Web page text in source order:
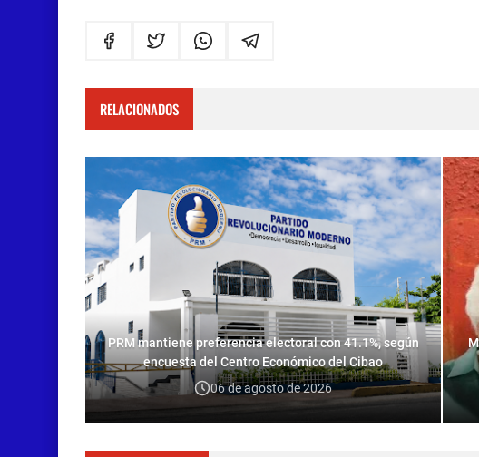
RELACIONADOS
PRM mantiene preferencia electoral con 41.1%, según
encuesta del Centro Económico del Cibao
06 de agosto de 2026